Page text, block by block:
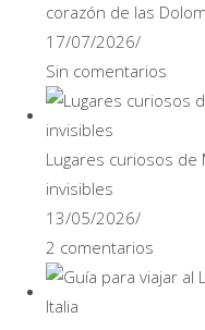
corazón de las
17/07/2026/
Sin comentarios
Lugares curiosos de
invisibles
13/05/2026/
2 comentarios